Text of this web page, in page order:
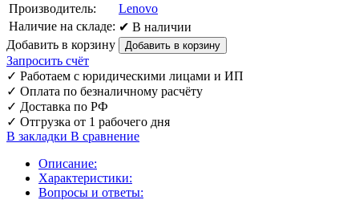
Производитель:
Lenovo
Наличие на складе: ✔ В наличии
Добавить в корзину
Запросить счёт
✓ Работаем с юридическими лицами и ИП
✓ Оплата по безналичному расчёту
✓ Доставка по РФ
✓ Отгрузка от 1 рабочего дня
В закладки В сравнение
Описание:
Характеристики:
Вопросы и ответы: